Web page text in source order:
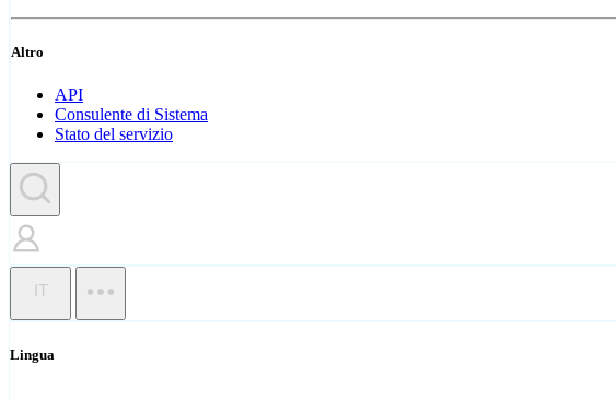
Altro
API
Consulente di Sistema
Stato del servizio
IT
Lingua